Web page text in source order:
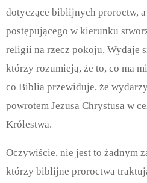
dotyczące biblijnych proroctw,
postępującego w kierunku
religii na rzecz pokoju. Wydaje
którzy rozumieją, że to, co ma
co Biblia przewiduje, że
powrotem Jezusa Chrystusa w
Królestwa.
Oczywiście, nie jest to żadnym
którzy biblijne proroctwa